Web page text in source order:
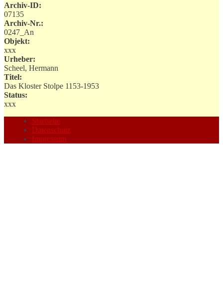
Archiv-ID:
07135
Archiv-Nr.:
0247_An
Objekt:
xxx
Urheber:
Scheel, Hermann
Titel:
Das Kloster Stolpe 1153-1953
Status:
xxx
Startseite
Datenschutz
Impressum